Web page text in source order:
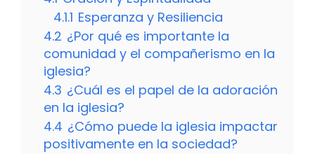
4.1.1 Esperanza y Resiliencia
4.2 ¿Por qué es importante la
comunidad y el compañerismo en la
iglesia?
4.3 ¿Cuál es el papel de la adoración
en la iglesia?
4.4 ¿Cómo puede la iglesia impactar
positivamente en la sociedad?